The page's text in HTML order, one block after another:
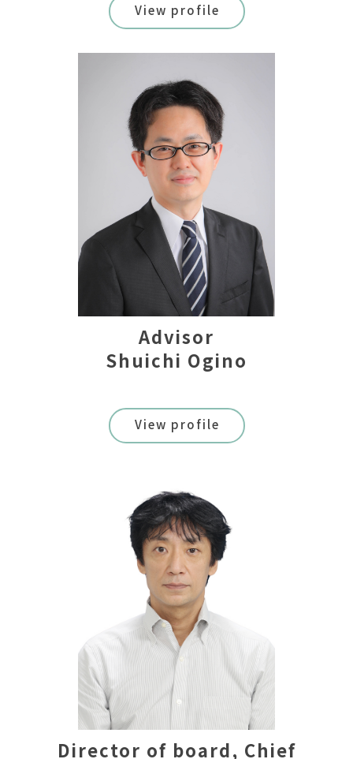
View profile
Advisor
Shuichi Ogino
View profile
Director of board, Chief